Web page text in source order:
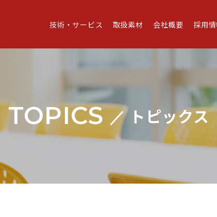
技術・サービス 取扱素材 会社概要 採用
TOPICS トピックス